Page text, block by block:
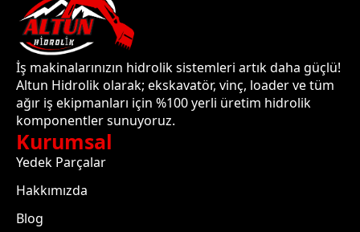
İş makinalarınızın hidrolik sistemleri artık daha güçlü!
Altun Hidrolik olarak; ekskavatör, vinç, loader ve tüm
ağır iş ekipmanları için %100 yerli üretim hidrolik
komponentler sunuyoruz.
Kurumsal
Yedek Parçalar
Hakkımızda
Blog